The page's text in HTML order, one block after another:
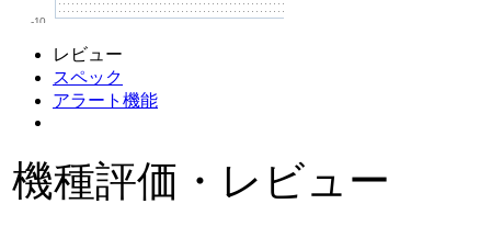
-10
レビュー
スペック
アラート機能
機種評価・レビュー